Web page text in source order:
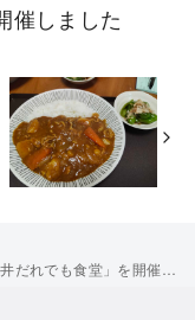
催しました
でも食堂」を開催しました